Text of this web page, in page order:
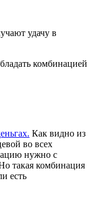
удачу в
комбинацией
Как видно из
во всех
нужно с
такая комбинация
есть